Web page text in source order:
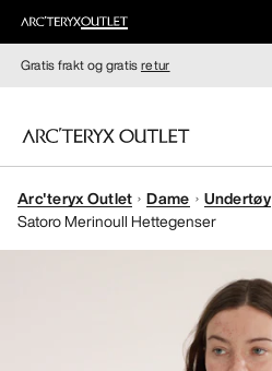
Gratis frakt og gratisretur
DAMER
Arc'teryx Outlet Dame
Undertøy
Satoro Merinoull Hettegenser